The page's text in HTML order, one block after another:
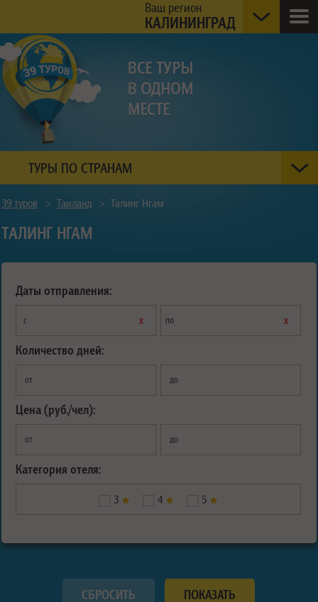
Ваш регион
КАЛИНИНГРАД
ТУРЫ ПО СТРАНАМ
39 туров > Таиланд > Талинг Нгам
ТАЛИНГ НГАМ
Даты отправления:
с х по х
Количество дней:
от до
Цена (руб./чел):
от до
Категория отеля:
3 4 5